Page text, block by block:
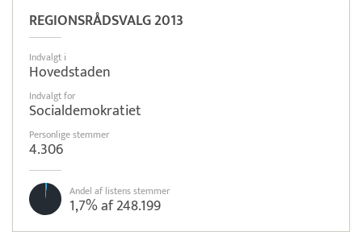
REGIONSRÅDSVALG 2013
Indvalgt i
Hovedstaden
Indvalgt for
Socialdemokratiet
Personlige stemmer
4.306
Andel af listens stemmer
1,7% af 248.199